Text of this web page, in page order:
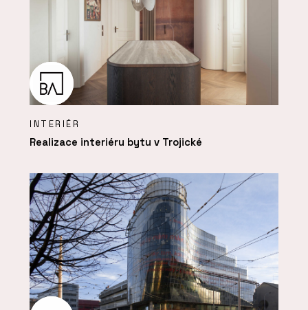
INTERIÉR
Realizace interiéru bytu v Trojické